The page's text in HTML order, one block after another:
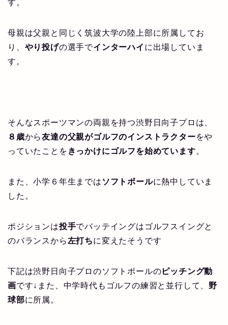
す。
母親は父親と同じく筑波大学の陸上部に所属してお
り、 やり投げの選手でインターハイ に出場していま
す。
そんなスポーツマンの両親を持つ渋野日向子プロは、
８歳から友達の父親がゴルフのインストラクターをや
っていたことを きっかけにゴルフを始めています。
また、小学６年生までは ソフトボールに熱中していま
した。
ポジションは投手でバッテイングはゴルフスイングと
のバランスから左打ちに変えたそうです
下記は渋野日向子プロのソフトボールのピッチング動
画です↓また、中学時代もゴルフの練習と並行して、 野
球部に所属。